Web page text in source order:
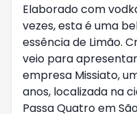
Elaborado com
vezes, esta é uma
essência de Limão.
veio para
empresa Missiato,
anos, localizada na
Passa Quatro em